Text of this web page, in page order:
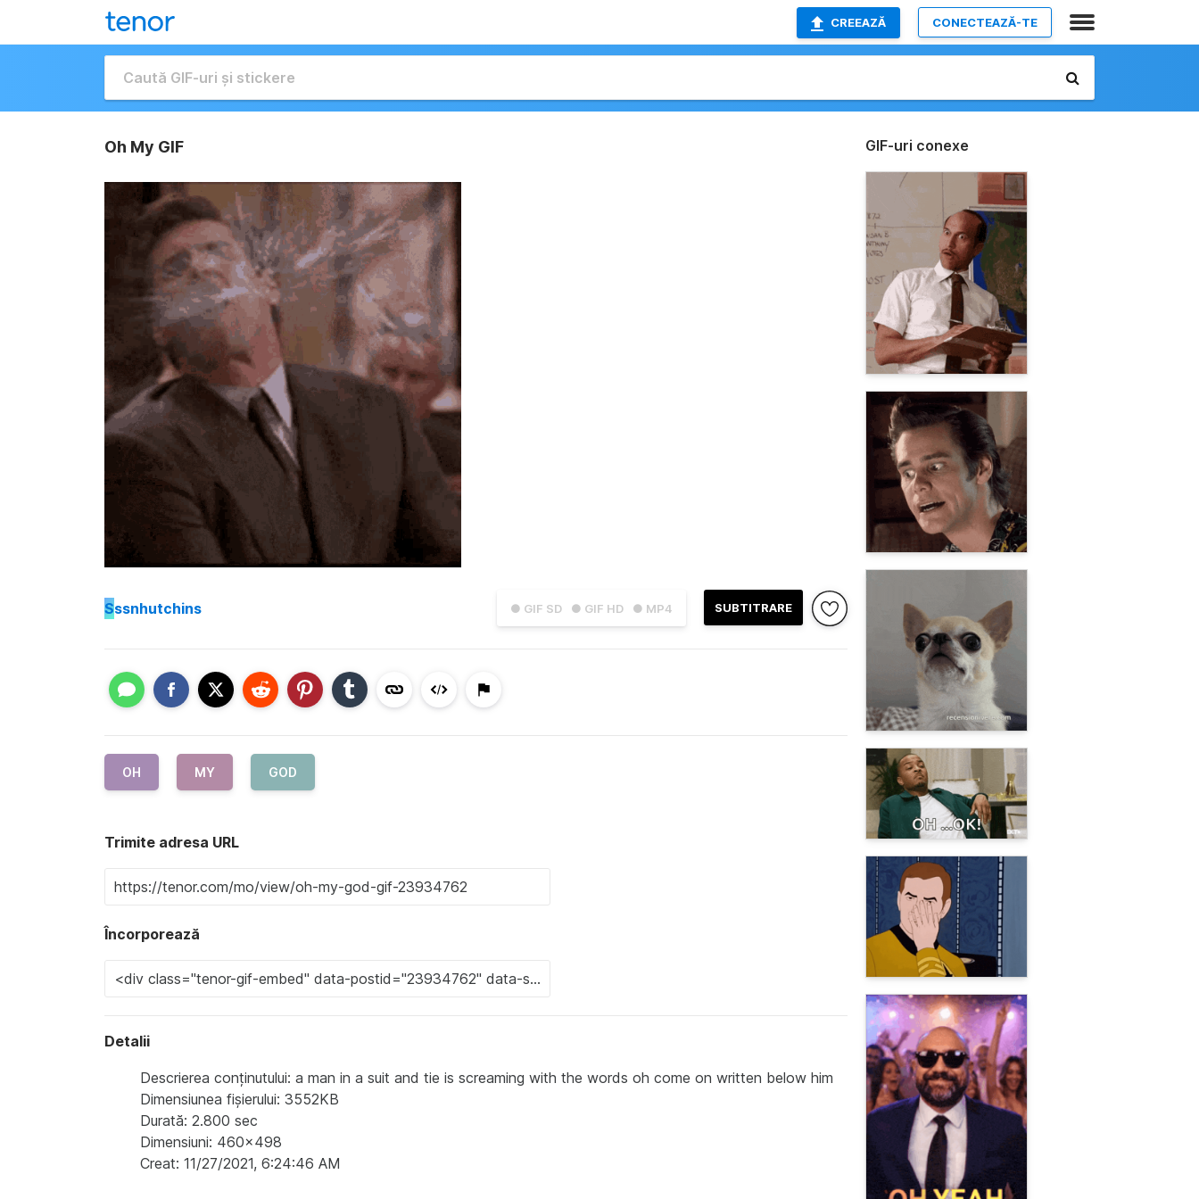
CREEAZĂ CONECTEAZĂ-TE
Oh My GIF
● GIF SD ● GIF HD ● MP4 SUBTITRARE
Sssnhutchins
OH MY GOD
Trimite adresa URL
Încorporează
Detalii
Descrierea conținutului: a man in a suit and tie is screaming with the words oh come on written below him
Dimensiunea fișierului: 3552KB
Durată: 2.800 sec
Dimensiuni: 460x498
Creat: 11/27/2021, 6:24:46 AM
GIF-uri conexe